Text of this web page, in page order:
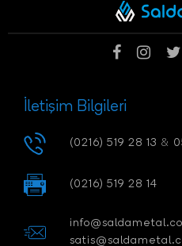
İletişim Bilgileri
(0216) 519 28 13 &
(0216) 519 28 14